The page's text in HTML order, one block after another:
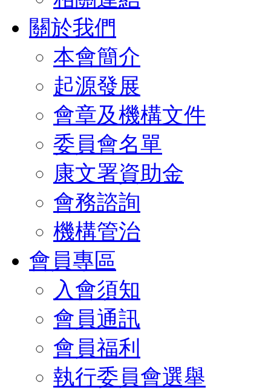
關於我們
本會簡介
起源發展
會章及機構文件
委員會名單
康文署資助金
會務諮詢
機構管治
會員專區
入會須知
會員通訊
會員福利
執行委員會選舉